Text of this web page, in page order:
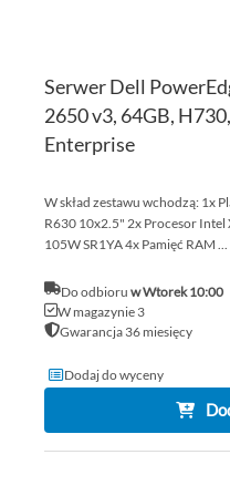
Serwer Dell
2650 v3, 64GB,
Enterprise
W skład zestawu wchodzą: 1x
R630 10x2.5" 2x Procesor
105W SR1YA 4x Pamięć RAM ...
Do odbioruw Wtorek 10:00
W magazynie 3
Gwarancja 36 miesięcy
Dodaj do wyceny